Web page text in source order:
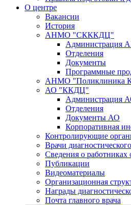
О центре
Вакансии
История
АНМО "СКККДЦ"
Администрация
Отделения
Документы
Программные
АНМО "Поликлиника
АО "ККДЦ"
Администрация
Отделения
Документы АО
Корпоративная
Контролирующие
Врачи
Сведения о
Публикации
Видеоматериалы
Организационная
Награды
Почта главного врача